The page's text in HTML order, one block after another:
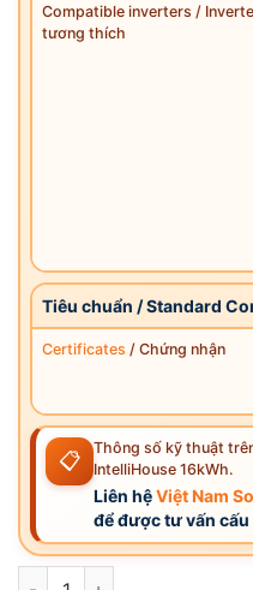
Compatible inverters /
tương thích
Tiêu chuẩn / Standard
Certificates / Chứng nhận
📋
Thông số kỹ thuật
IntelliHouse 16kWh.
Liên hệViệt Nam
để được tư vấn
IntelliHouse-16kWh - Pin